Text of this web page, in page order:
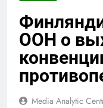
ООН о
Media Analytic